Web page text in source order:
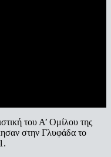
του Α’ Ομίλου της
στην Γλυφάδα το